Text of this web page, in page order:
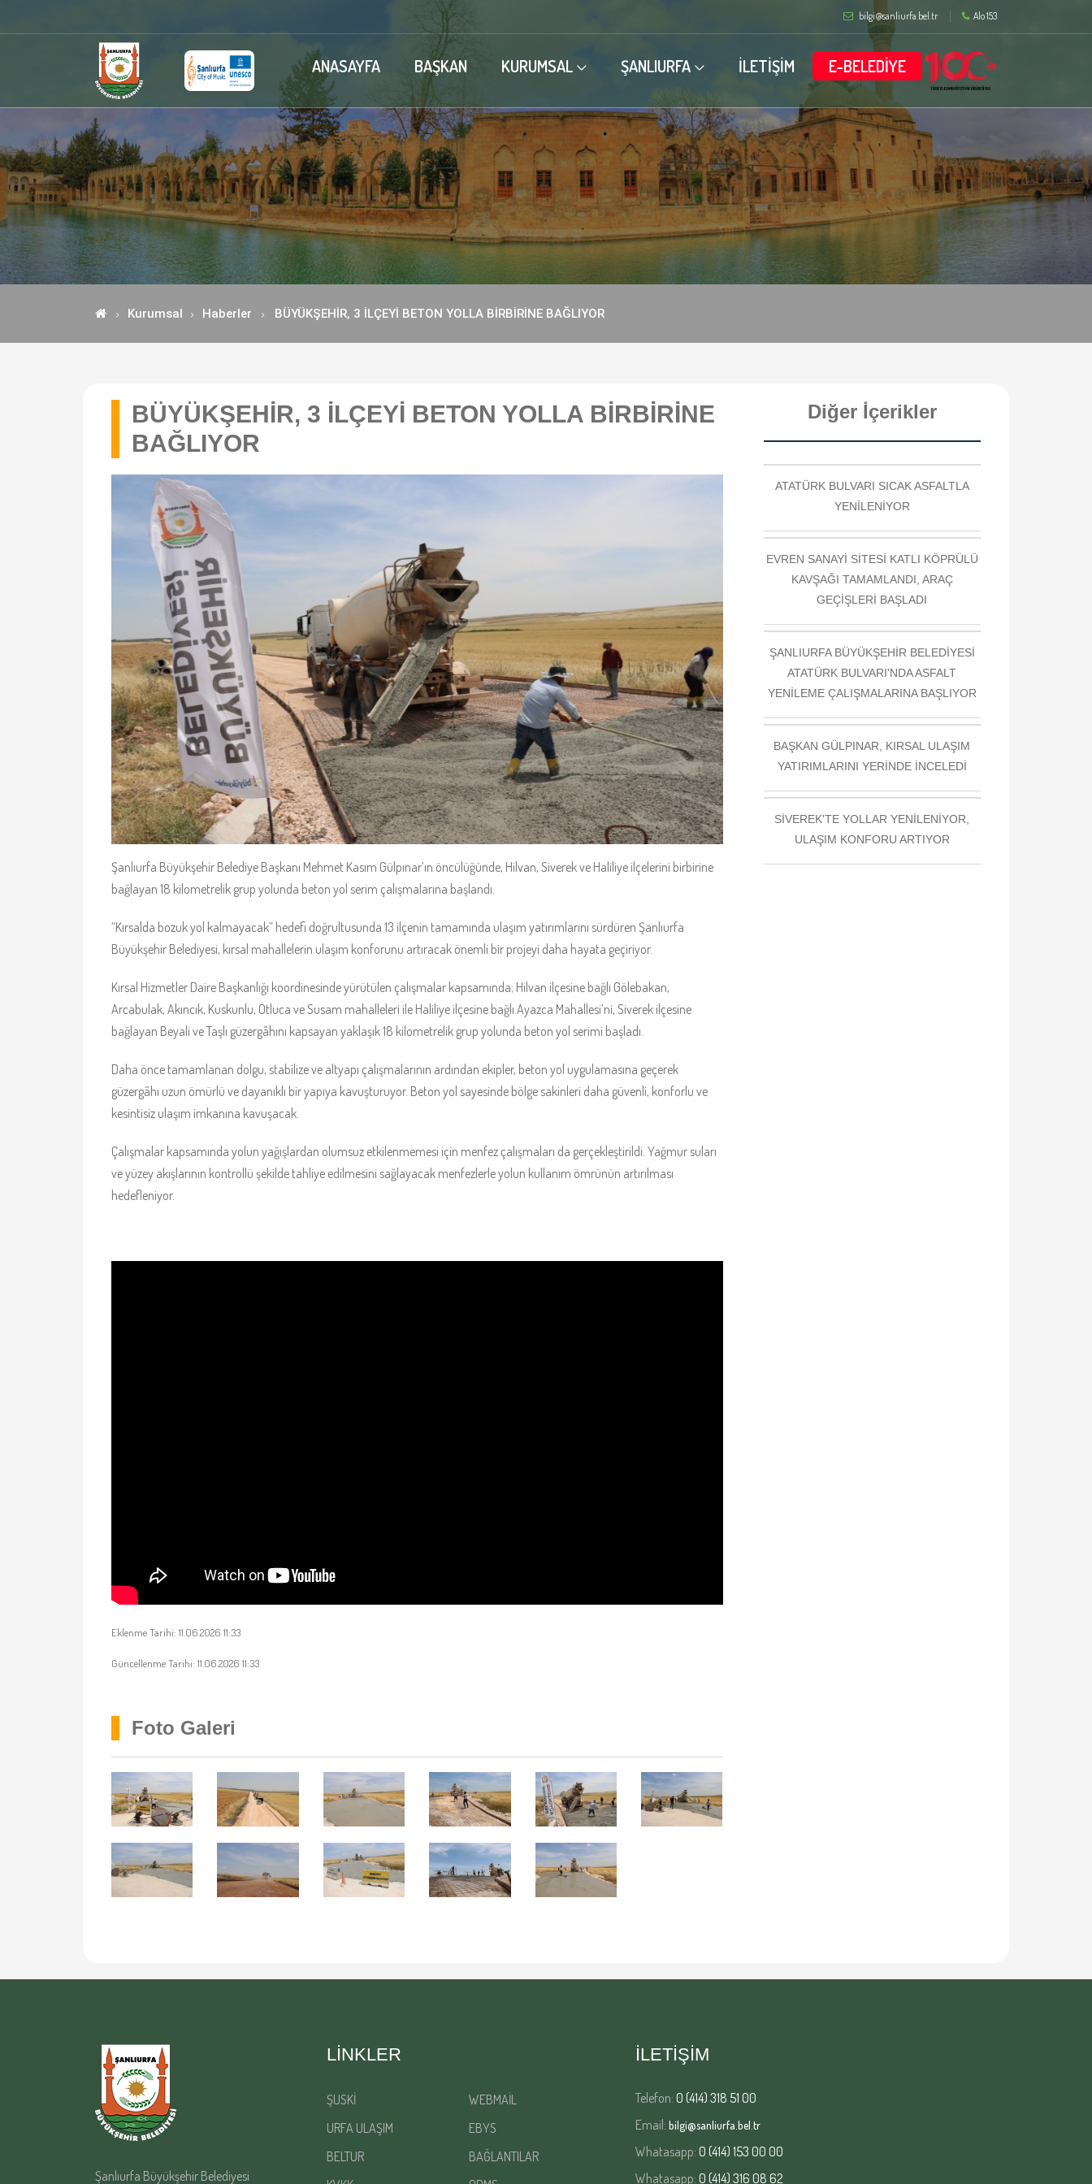
bilgi@sanliurfa.bel.tr Alo 153
ANASAYFA BAŞKAN KURUMSAL ŞANLIURFA İLETİŞİM E-BELEDİYE
Kurumsal Haberler BÜYÜKŞEHİR, 3 İLÇEYİ BETON YOLLA BİRBİRİNE BAĞLIYOR
BÜYÜKŞEHİR, 3 İLÇEYİ BETON YOLLA BİRBİRİNE
BAĞLIYOR
Şanlıurfa Büyükşehir Belediye Başkanı Mehmet Kasım Gülpınar’ın öncülüğünde, Hilvan, Siverek ve Haliliye ilçelerini birbirine
bağlayan 18 kilometrelik grup yolunda beton yol serim çalışmalarına başlandı.
“Kırsalda bozuk yol kalmayacak” hedefi doğrultusunda 13 ilçenin tamamında ulaşım yatırımlarını sürdüren Şanlıurfa
Büyükşehir Belediyesi, kırsal mahallelerin ulaşım konforunu artıracak önemli bir projeyi daha hayata geçiriyor.
Kırsal Hizmetler Daire Başkanlığı koordinesinde yürütülen çalışmalar kapsamında; Hilvan ilçesine bağlı Gölebakan,
Arcabulak, Akıncık, Kuskunlu, Otluca ve Susam mahalleleri ile Haliliye ilçesine bağlı Ayazca Mahallesi’ni, Siverek ilçesine
bağlayan Beyali ve Taşlı güzergâhını kapsayan yaklaşık 18 kilometrelik grup yolunda beton yol serimi başladı.
Daha önce tamamlanan dolgu, stabilize ve altyapı çalışmalarının ardından ekipler, beton yol uygulamasına geçerek
güzergâhı uzun ömürlü ve dayanıklı bir yapıya kavuşturuyor. Beton yol sayesinde bölge sakinleri daha güvenli, konforlu ve
kesintisiz ulaşım imkanına kavuşacak.
Çalışmalar kapsamında yolun yağışlardan olumsuz etkilenmemesi için menfez çalışmaları da gerçekleştirildi. Yağmur suları
ve yüzey akışlarının kontrollü şekilde tahliye edilmesini sağlayacak menfezlerle yolun kullanım ömrünün artırılması
hedefleniyor.
Eklenme Tarihi: 11.06.2026 11:33
Güncellenme Tarihi: 11.06.2026 11:33
Foto Galeri
Diğer İçerikler
ATATÜRK BULVARI SICAK ASFALTLA
YENİLENİYOR
EVREN SANAYİ SİTESİ KATLI KÖPRÜLÜ
KAVŞAĞI TAMAMLANDI, ARAÇ
GEÇİŞLERİ BAŞLADI
ŞANLIURFA BÜYÜKŞEHİR BELEDİYESİ
ATATÜRK BULVARI'NDA ASFALT
YENİLEME ÇALIŞMALARINA BAŞLIYOR
BAŞKAN GÜLPINAR, KIRSAL ULAŞIM
YATIRIMLARINI YERİNDE İNCELEDİ
SİVEREK'TE YOLLAR YENİLENİYOR,
ULAŞIM KONFORU ARTIYOR
Şanlıurfa Büyükşehir Belediyesi
LINKLER
ŞUSKİ
WEBMAİL
URFA ULAŞIM
EBYS
BELTUR
BAĞLANTILAR
İLETİŞİM
Telefon: 0 (414) 318 51 00
Email: bilgi@sanliurfa.bel.tr
Whatasapp: 0 (414) 153 00 00
Whatasapp: 0 (414) 316 08 62